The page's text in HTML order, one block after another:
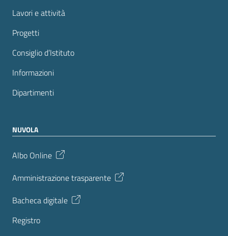
Lavori e attività
Progetti
Consiglio d’Istituto
Informazioni
Dipartimenti
NUVOLA
Albo Online
Amministrazione trasparente
Bacheca digitale
Registro